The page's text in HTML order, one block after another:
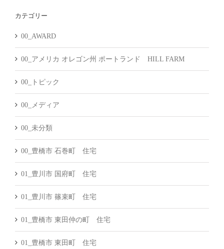
イ
カテゴリー
00_AWARD
00_アメリカ オレゴン州 ポートランド HILL FARM
00_トピック
00_メディア
00_未分類
00_豊橋市 石巻町 住宅
01_豊川市 国府町 住宅
01_豊川市 篠束町 住宅
01_豊橋市 東田仲の町 住宅
01_豊橋市 東田町 住宅